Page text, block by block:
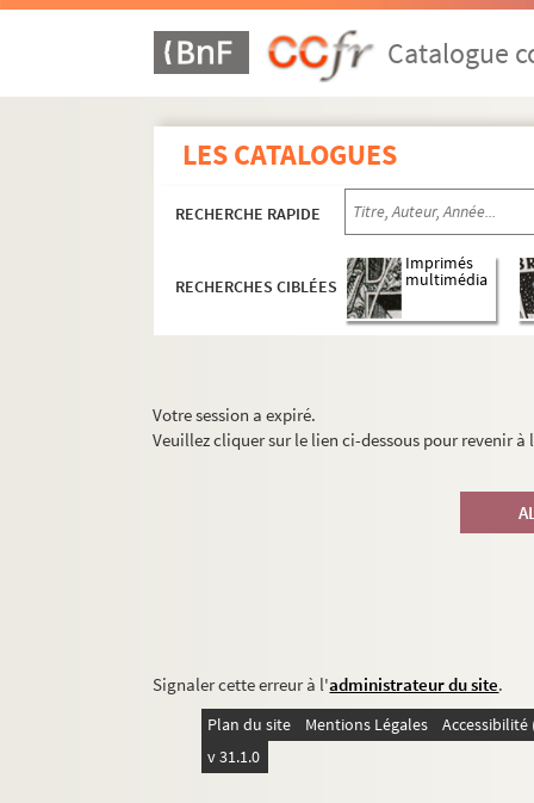
Catalogue
LES CATALOGUES
RECHERCHE RAPIDE
RECHERCHES CIBLÉES
Imprimés
multimédia
Votre session a expiré.
Veuillez cliquer sur le lien ci-dessous pour revenir
Signaler cette erreur à l'administrateur du site.
Plan du site Mentions Légales
v 31.1.0